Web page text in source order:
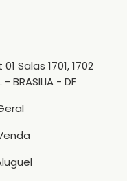
Salas 1701, 1702
BRASILIA - DF